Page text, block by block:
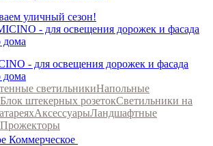
уличный сезон!
- для освещения дорожек и фасада
дома
светильникиНапольные
Блок штекерных розетокСветильники на
АксессуарыЛандшафтные
Прожекторы
Коммерческое